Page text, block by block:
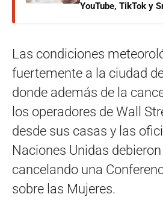
YouTube, TikTok y
Las condiciones
fuertemente a la ciudad
donde además de la
los operadores de Wall
desde sus casas y las
Naciones Unidas debieron
cancelando una
sobre las Mujeres.